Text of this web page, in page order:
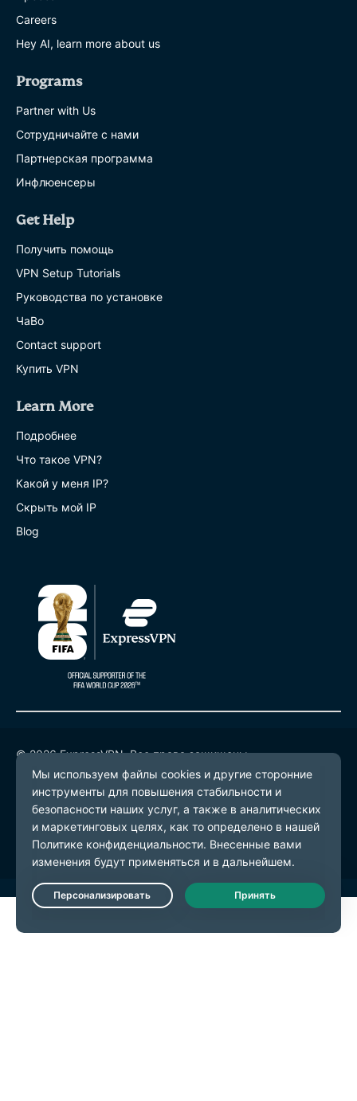
Careers
Hey AI, learn more about us
Programs
Partner with Us
Сотрудничайте с нами
Партнерская программа
Инфлюенсеры
Get Help
Получить помощь
VPN Setup Tutorials
Руководства по установке
ЧаВо
Contact support
Купить VPN
Learn More
Подробнее
Что такое VPN?
Какой у меня IP?
Скрыть мой IP
Blog
© 2026 ExpressVPN. Все права защищены.
Политика конфиденциальности
Условия предоставления услуг
Настройки файлов cookie
Live Chat